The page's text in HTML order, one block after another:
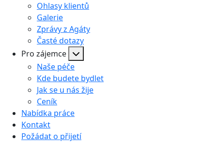
Ohlasy klientů
Galerie
Zprávy z Agáty
Časté dotazy
Pro zájemce
Naše péče
Kde budete bydlet
Jak se u nás žije
Ceník
Nabídka práce
Kontakt
Požádat o přijetí